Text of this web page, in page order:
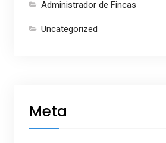
Administrador de Fincas
Uncategorized
Meta